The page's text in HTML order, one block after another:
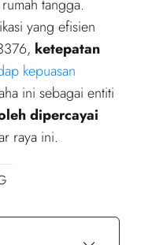
tangga.
yang efisien
ketepatan
kepuasan
ini sebagai entiti
dipercayai
raya ini.